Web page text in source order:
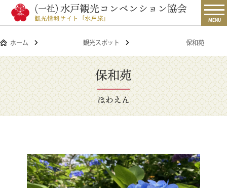
MENU
ホーム 観光スポット 保和苑
保和苑
ほわえん